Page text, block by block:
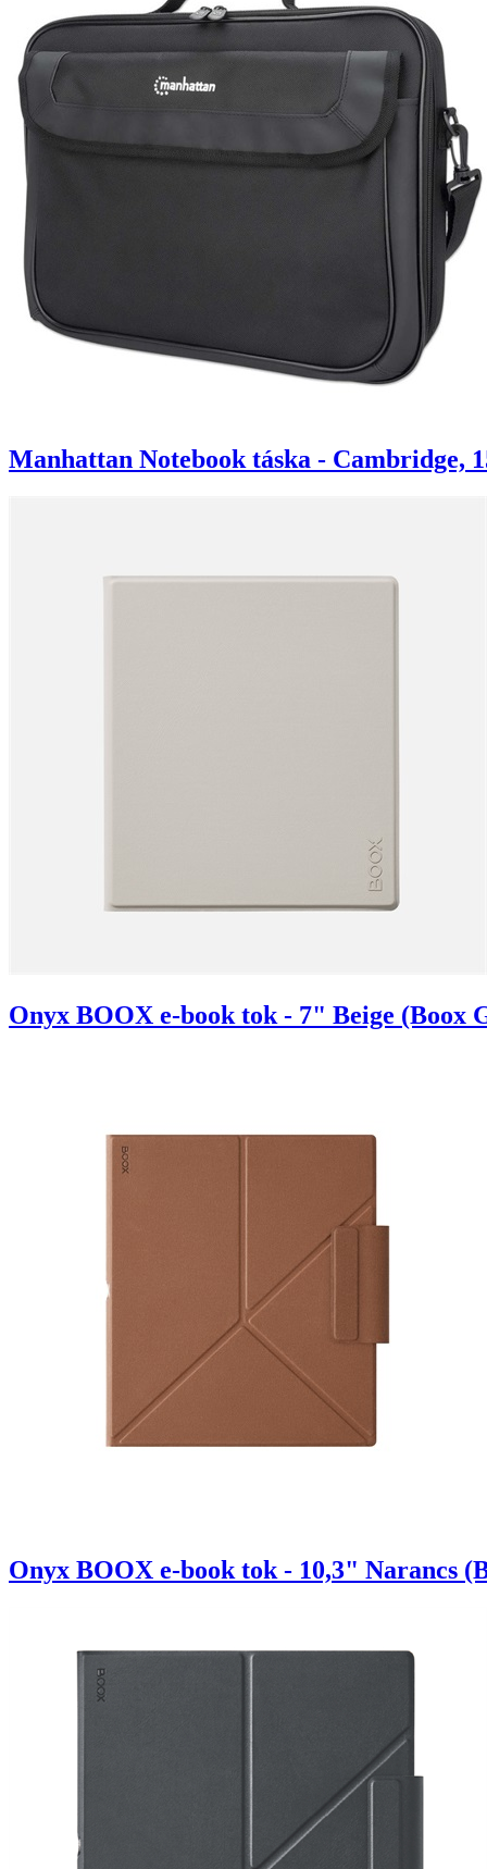
Manhattan Notebook táska - Cambridge,
Onyx BOOX e-book tok - 7" Beige (Boox
Onyx BOOX e-book tok - 10,3" Narancs